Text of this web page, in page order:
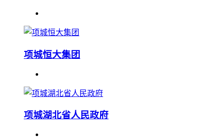
项城恒大集团
项城湖北省人民政府